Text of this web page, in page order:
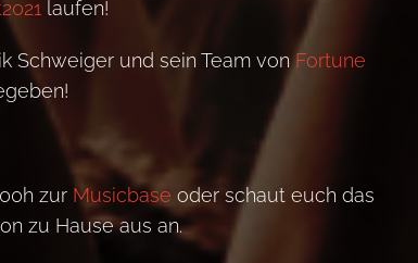
laufen!
Schweiger und sein Team von Fortune
zur Musicbase oder schaut euch das
zu Hause aus an.